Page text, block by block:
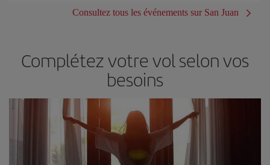
Consultez tous les événements sur San Juan
Complétez votre vol selon vos
besoins